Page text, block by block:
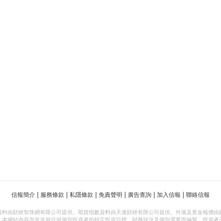
信報簡介 服務條款 私隱條款 免責聲明 廣告查詢 加入信報 聯絡信報
料由財經智珠網有限公司提供。期貨指數資料由天滙財經有限公司提供。外滙及黃金報價由
網站內容亦並非就任何個別投資者的特定投資目標、財務狀況及個別需要而編製。投資